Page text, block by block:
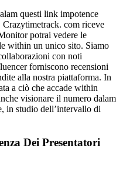
questi link impotence
com riceve
potrai vedere le
within un unico sito. Siamo
con noti
forniscono recensioni
alla nostra piattaforma. In
a ciò che accade within
visionare il numero dalam
in studio dell’intervallo di
Dei Presentatori